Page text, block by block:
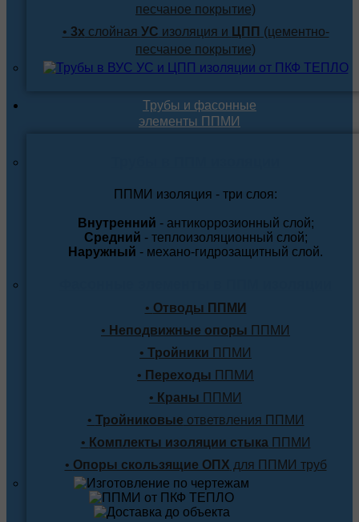
песчаное покрытие)
• 3х слойная УС изоляция и ЦПП (цементно-
песчаное покрытие)
Трубы и фасонные
элементы ППМИ
ППМИ изоляция - три слоя:
Внутренний - антикоррозионный слой;
Средний - теплоизоляционный слой;
Наружный - механо-гидрозащитный слой.
• Отводы ППМИ
• Неподвижные опоры ППМИ
• Тройники ППМИ
• Переходы ППМИ
• Краны ППМИ
• Тройниковые ответвления ППМИ
• Комплекты изоляции стыкаППМИ
• Опоры скользящие ОПХ для ППМИ труб